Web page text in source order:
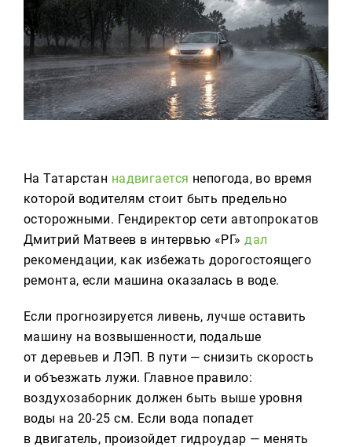
Реклама
Для связи
+7 (843) 570−50−00
reception@tnvtv.ru
На Татарстан надвигается непогода, во время
которой водителям стоит быть предельно
осторожными. Гендиректор сети автопрокатов
Дмитрий Матвеев в интервью «РГ»дал
рекомендации, как избежать дорогостоящего
ремонта, если машина оказалась в воде.
Если прогнозируется ливень, лучше оставить
машину на возвышенности, подальше
от деревьев и ЛЭП. В пути — снизить скорость
и объезжать лужи. Главное правило:
воздухозаборник должен быть выше уровня
воды на 20-25 см. Если вода попадет
в двигатель, произойдет гидроудар — менять